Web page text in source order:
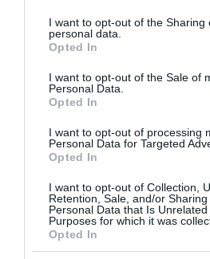
not limited to your visit or usage
grant or deny consent to Google
use your data for below specified
consent section.
I want to opt-out of the Sharing
personal data.
Opted In
I want to opt-out of the Sale of
Personal Data.
Opted In
I want to opt-out of processing
Personal Data for Targeted
Opted In
I want to opt-out of Collection,
Retention, Sale, and/or
Personal Data that Is
Purposes for which it was
Opted In
προθεσμίες για διορθώσεις,
υποβολής και πότε μπορεί να
προκαταβολή.
15:15 | 08 Αυγούστου 2026